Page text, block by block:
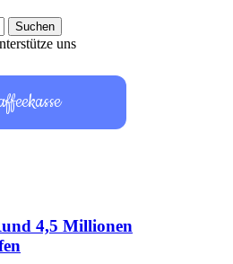
uns
4,5 Millionen